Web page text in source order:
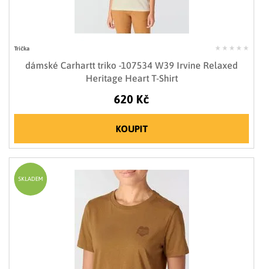
Trička
dámské Carhartt triko -107534 W39 Irvine Relaxed
Heritage Heart T-Shirt
620 Kč
KOUPIT
SKLADEM